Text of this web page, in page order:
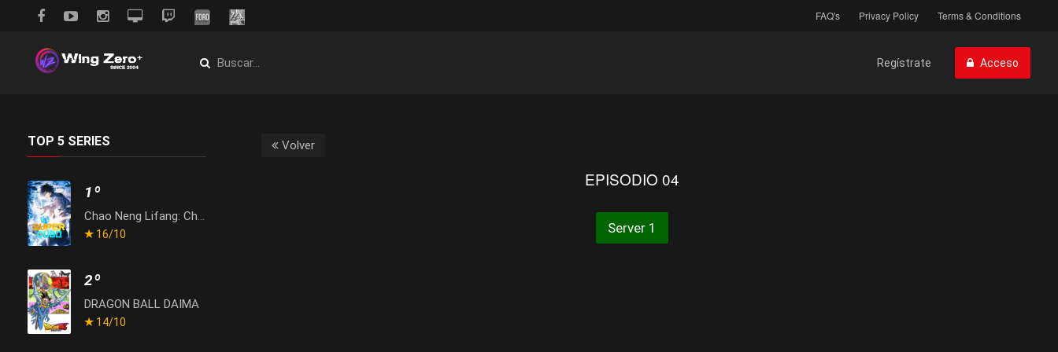
FAQ's Privacy Policy Terms & Conditions
Regístrate Acceso
TOP 5 SERIES
1º
Chao Neng Lifang: Chaofan Pian
16/10
2º
DRAGON BALL DAIMA
14/10
Volver
EPISODIO 04
Server 1